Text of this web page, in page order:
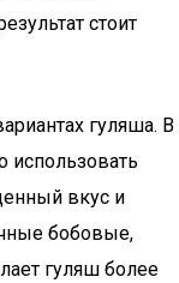
стоит
гуляша. В
использовать
вкус и
бобовые,
гуляш более